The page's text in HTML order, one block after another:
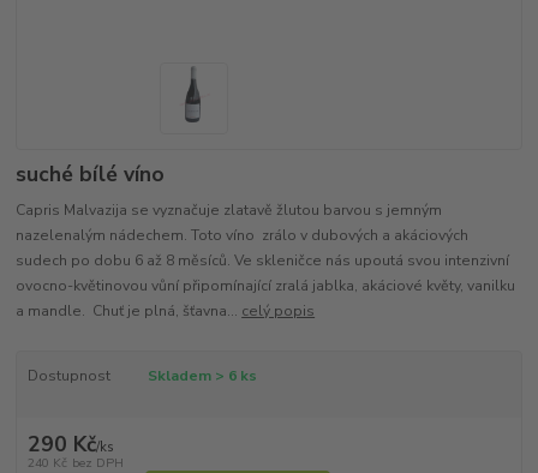
suché bílé víno
Capris Malvazija se vyznačuje zlatavě žlutou barvou s jemným
nazelenalým nádechem. Toto víno zrálo v dubových a akáciových
sudech po dobu 6 až 8 měsíců. Ve skleničce nás upoutá svou intenzivní
ovocno-květinovou vůní připomínající zralá jablka, akáciové květy, vanilku
a mandle. Chuť je plná, šťavna... celý popis
Dostupnost Skladem > 6 ks
290 Kč/ks
240 Kč bez DPH